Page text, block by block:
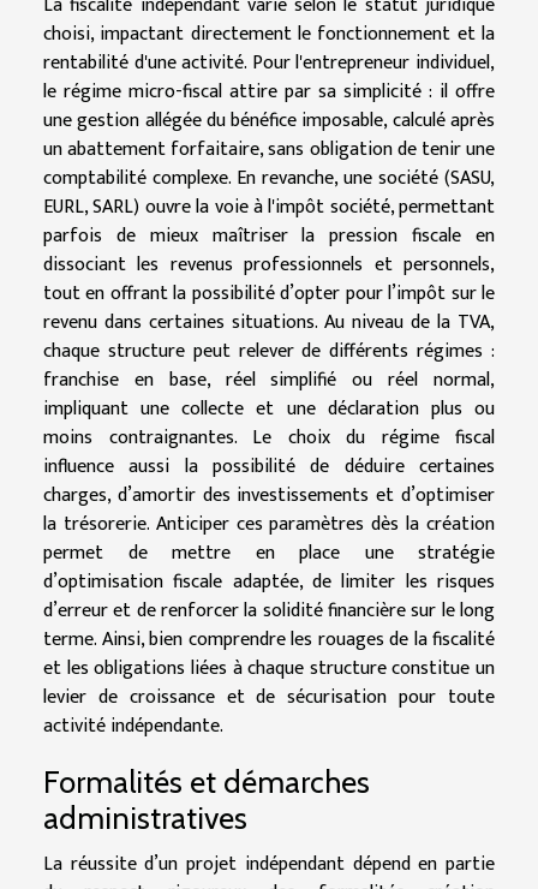
choisi, impactant directement le fonctionnement et la
rentabilité d'une activité. Pour l'entrepreneur individuel,
le régime micro-fiscal attire par sa simplicité : il offre
une gestion allégée du bénéfice imposable, calculé après
un abattement forfaitaire, sans obligation de tenir une
comptabilité complexe. En revanche, une société (SASU,
EURL, SARL) ouvre la voie à l'impôt société, permettant
parfois de mieux maîtriser la pression fiscale en
dissociant les revenus professionnels et personnels,
tout en offrant la possibilité d’opter pour l’impôt sur le
revenu dans certaines situations. Au niveau de la TVA,
chaque structure peut relever de différents régimes :
franchise en base, réel simplifié ou réel normal,
impliquant une collecte et une déclaration plus ou
moins contraignantes. Le choix du régime fiscal
influence aussi la possibilité de déduire certaines
charges, d’amortir des investissements et d’optimiser
la trésorerie. Anticiper ces paramètres dès la création
permet de mettre en place une stratégie
d’optimisation fiscale adaptée, de limiter les risques
d’erreur et de renforcer la solidité financière sur le long
terme. Ainsi, bien comprendre les rouages de la fiscalité
et les obligations liées à chaque structure constitue un
levier de croissance et de sécurisation pour toute
activité indépendante.
Formalités et démarches
administratives
La réussite d’un projet indépendant dépend en partie